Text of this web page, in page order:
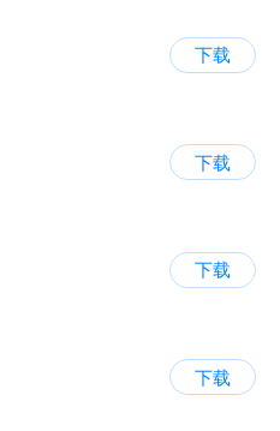
下载
下载
下载
下载